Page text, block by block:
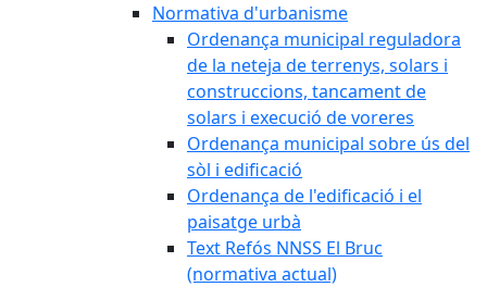
Normativa d'urbanisme
Ordenança municipal reguladora
de la neteja de terrenys, solars i
construccions, tancament de
solars i execució de voreres
Ordenança municipal sobre ús del
sòl i edificació
Ordenança de l'edificació i el
paisatge urbà
Text Refós NNSS El Bruc
(normativa actual)